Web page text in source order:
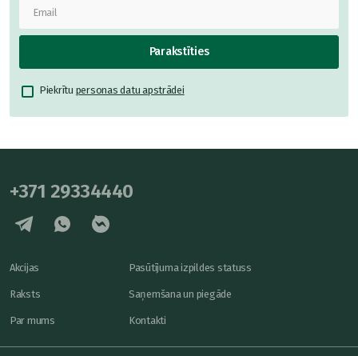
Parakstīties
Piekrītu personas datu apstrādei
+371 29334440
Akcijas
Raksts
Par mums
Pasūtījuma izpildes statuss
Saņemšana un piegāde
Kontakti